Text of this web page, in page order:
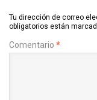
Tu dirección de correo
obligatorios están
Comentario *